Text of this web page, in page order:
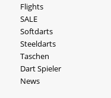
Flights
SALE
Softdarts
Steeldarts
Taschen
Dart Spieler
News